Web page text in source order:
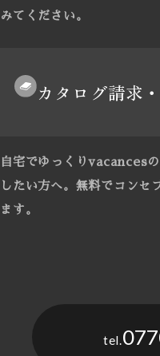
みてください。
カタログ請求
自宅でゆっくりvacances
したい方へ。 無料でコンセ
ます。
tel.